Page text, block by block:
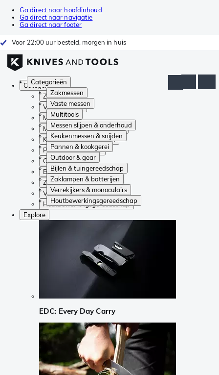
Ga direct naar hoofdinhoud
Ga direct naar navigatie
Ga direct naar footer
Voor 22:00 uur besteld, morgen in huis
Categorieën
Zakmessen
Vaste messen
Multitools
Messen slijpen & onderhoud
Keukenmessen & snijden
Pannen & kookgerei
Outdoor & gear
Bijlen & tuingereedschap
Zaklampen & batterijen
Verrekijkers & monoculairs
Houtbewerkingsgereedschap
Categorieën
Zakmessen
Vaste messen
Multitools
Messen slijpen & onderhoud
Keukenmessen & snijden
Pannen & kookgerei
Outdoor & gear
Bijlen & tuingereedschap
Zaklampen & batterijen
Verrekijkers & monoculairs
Houtbewerkingsgereedschap
Explore
EDC: Every Day Carry